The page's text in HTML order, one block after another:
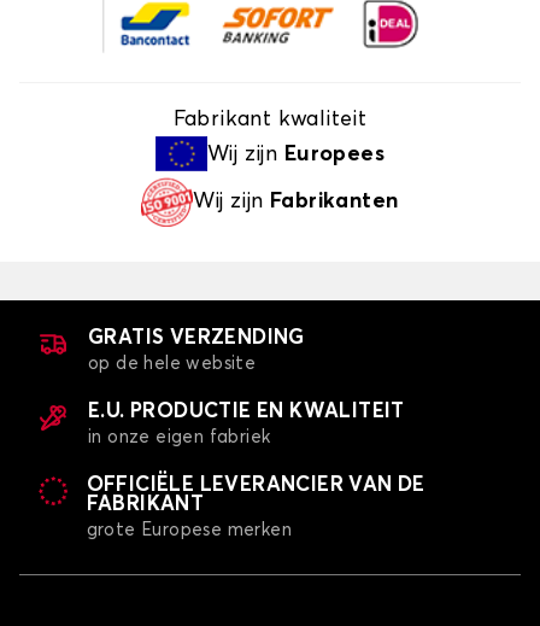
Fabrikant kwaliteit
Wij zijn Europees
Wij zijn Fabrikanten
GRATIS VERZENDING
op de hele website
E.U. PRODUCTIE EN KWALITEIT
in onze eigen fabriek
OFFICIËLE LEVERANCIER VAN DE
FABRIKANT
grote Europese merken